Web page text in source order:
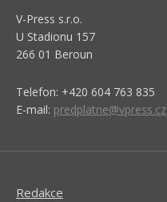
V-Press s.r.o.
U Stadionu 157
266 01 Beroun
Telefon: +420 604 763 835
E-mail: predplatne@vpress.cz
Redakce